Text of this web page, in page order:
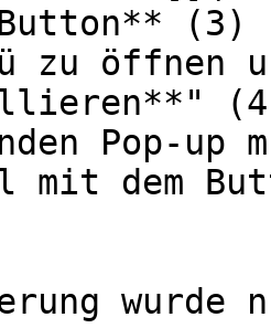
(3)
zu öffnen
Pop-up
mit dem